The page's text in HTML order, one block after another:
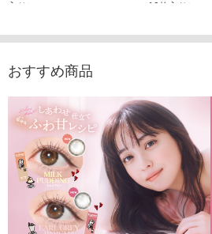
入り）
ュース（10枚入り）
おすすめ商品